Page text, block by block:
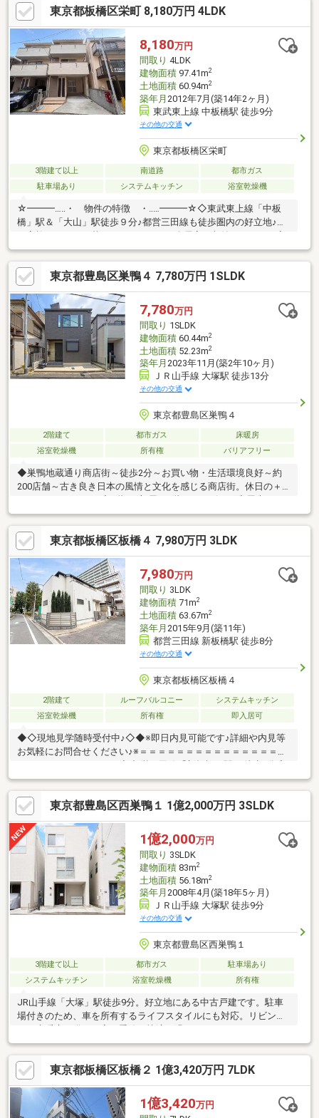
お待ちしております♪☆━━━…‥・ ━☆━ ・‥…
━━━☆【豊富な未公開物件情報】板橋区大山にお店がございま
す。豊島区・板橋区・北区・練馬区の物件情報はアドキャストま
で！都内に17店舗展開！未公開物件多数！物件探しのお困りの方
はぜひ、アドキャストまで♪
東京都板橋区栄町 8,180万円 4LDK
8,180万円
間取り 4LDK
建物面積97.41m2
土地面積60.94m2
築年月 2012年7月(築14年2ヶ月)
東武東上線 中板橋駅 徒歩9分
その他の交通
東京都板橋区栄町
3階建て以上 南道路
都市ガス
駐車場あり
システムキッチン 浴室乾燥機
☆━━━…‥・ 物件の特徴 ・‥…━━━☆◇東武東上線「中板
橋」駅＆「大山」駅徒歩９分♪都営三田線も徒歩圏内の好立地♪◆
ご家族でゆったり暮らせる４ＬＤＫ。全居室に収納スペースを完
備した機能的な間取り♪◇南向き道路に面しており日当たり良好♪
周辺は落ち着いた第一種住居地域で住環境も良好♪◆２０２６年
６月新規リノベーションを完了♪☆━━━…‥・ ━☆━ ・
‥…━━━☆【豊富な未公開物件情報】板橋区大山にお店がござい
ます。豊島区・板橋区・北区・練馬区の物件情報はアドキャスト
まで！都内に17店舗展開！未公開物件多数！物件探しのお困りの
方はぜひ、アドキャストまで♪
東京都豊島区巣鴨４ 7,780万円 1SLDK
7,780万円
間取り 1SLDK
建物面積60.44m2
土地面積52.23m2
築年月 2023年11月(築2年10ヶ月)
ＪＲ山手線 大塚駅 徒歩13分
その他の交通
東京都豊島区巣鴨４
2階建て 都市ガス
床暖房
浴室乾燥機
所有権 バリアフリー
◆巣鴨地蔵通り商店街～徒歩2分～お買い物・生活環境良好～約
200店舗～古き良き日本の風情と文化を感じる商店街。休日の＋α
フバルコニー付～休日には太陽の光を浴びてご家族での思い出を
～◆南西道路～日当たり良好～明るいリビングで気持ち良い週末
を。◆前面道路は車の通行が少なく閑静な住宅地◆ 人気のL型
キッチン
東京都板橋区板橋４ 7,980万円 3LDK
7,980万円
間取り 3LDK
建物面積71m2
土地面積63.67m2
築年月 2015年9月(築11年)
都営三田線 新板橋駅 徒歩8分
その他の交通
東京都板橋区板橋４
2階建て ルーフバルコニー
システムキッチン
浴室乾燥機
所有権 即入居可
◆◇現地見学随時受付中♪◇◆※即日内見可能です♪詳細や内見等
お気軽にお問合せください♪※＝＝＝＝＝＝＝＝＝＝＝＝＝＝＝＝
＝＝＝＝＝＝＝＝＝＝＝◆ 都営三田線「新板橋」駅 … 徒歩8分◇
JR埼京線「板橋」駅 … 徒歩13分◆ 2015年築の築浅戸建です♪◇
隣地公園の角地のため3方向からの彩光が望めます♪◆ 室内非常に
綺麗にご利用いただいております♪＝＝＝＝＝＝＝＝＝＝＝＝＝＝
＝＝＝＝＝＝＝＝＝＝＝＝＝ ■□周辺環境ツアー開催中
□■地場の業者ならではの周辺環境のご案内も可能です！ネットだ
けではわからない便利な施設をご案内いたします♪
東京都豊島区西巣鴨１ 1億2,000万円 3SLDK
1億2,000万円
間取り 3SLDK
建物面積83m2
土地面積56.18m2
築年月 2008年4月(築18年5ヶ月)
ＪＲ山手線 大塚駅 徒歩9分
その他の交通
東京都豊島区西巣鴨１
3階建て以上 都市ガス
駐車場あり
システムキッチン
浴室乾燥機 所有権
JR山手線「大塚」駅徒歩9分。好立地にある中古戸建です。駐車
場付きのため、車を所有するライフスタイルにも対応。リビング
東京都板橋区板橋２ 1億3,420万円 7LDK
1億3,420万円